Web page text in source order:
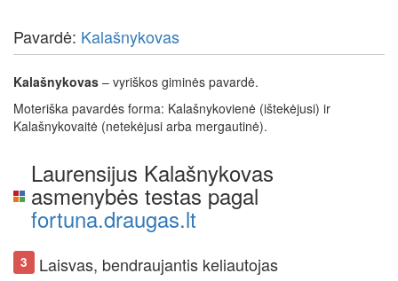
Pavardė: Kalašnykovas
Kalašnykovas – vyriškos giminės pavardė.
Moteriška pavardės forma: Kalašnykovienė (ištekėjusi) ir
Kalašnykovaitė (netekėjusi arba mergautinė).
Laurensijus Kalašnykovas
asmenybės testas pagal
fortuna.draugas.lt
3 Laisvas, bendraujantis keliautojas